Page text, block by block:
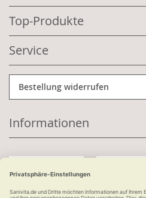
Top-Produkte
Service
Bestellung widerrufen
Informationen